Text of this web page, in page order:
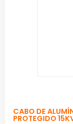
CABO DE
PROTEGIDO